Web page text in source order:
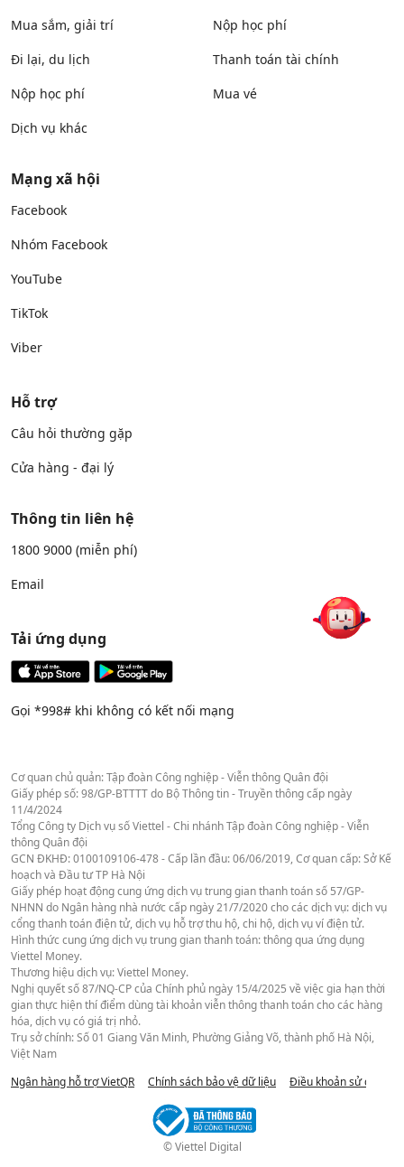
Mua sắm, giải trí
Đi lại, du lịch
Nộp học phí
Dịch vụ khác
Nộp học phí
Thanh toán tài chính
Mua vé
Mạng xã hội
Facebook
Nhóm Facebook
YouTube
TikTok
Viber
Hỗ trợ
Câu hỏi thường gặp
Cửa hàng - đại lý
Thông tin liên hệ
1800 9000 (miễn phí)
Email
Tải ứng dụng
Gọi *998# khi không có kết nối mạng
Cơ quan chủ quản: Tập đoàn Công nghiệp - Viễn thông Quân đội
Giấy phép số: 98/GP-BTTTT do Bộ Thông tin - Truyền thông cấp ngày
11/4/2024
Tổng Công ty Dịch vụ số Viettel - Chi nhánh Tập đoàn Công nghiệp - Viễn
thông Quân đội
GCN ĐKHĐ: 0100109106-478 - Cấp lần đầu: 06/06/2019, Cơ quan cấp: Sở Kế
hoạch và Đầu tư TP Hà Nội
Giấy phép hoạt động cung ứng dịch vụ trung gian thanh toán số 57/GP-
NHNN do Ngân hàng nhà nước cấp ngày 21/7/2020 cho các dịch vụ: dịch vụ
cổng thanh toán điện tử, dịch vụ hỗ trợ thu hộ, chi hộ, dịch vụ ví điện tử.
Hình thức cung ứng dịch vụ trung gian thanh toán: thông qua ứng dụng
Viettel Money.
Thương hiệu dịch vụ: Viettel Money.
Nghị quyết số 87/NQ-CP của Chính phủ ngày 15/4/2025 về việc gia hạn thời
gian thực hiện thí điểm dùng tài khoản viễn thông thanh toán cho các hàng
hóa, dịch vụ có giá trị nhỏ.
Trụ sở chính: Số 01 Giang Văn Minh, Phường Giảng Võ, thành phố Hà Nội,
Việt Nam
Ngân hàng hỗ trợ VietQR
Chính sách bảo vệ dữ liệu Điều khoản sử dụng
© Viettel Digital